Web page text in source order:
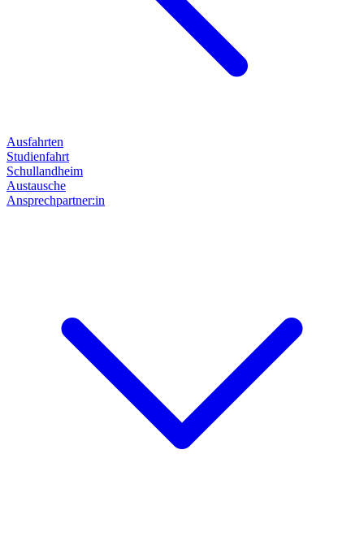
Ausfahrten
Studienfahrt
Schullandheim
Austausche
Ansprechpartner:in